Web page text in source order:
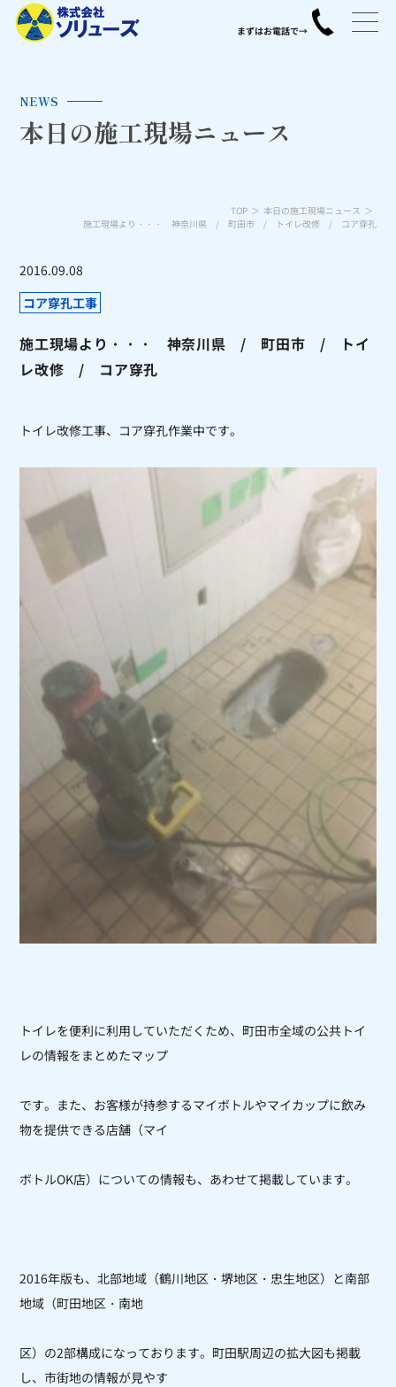
NEWS
本日の施工現場ニュース
TOP
本日の施工現場ニュース
施工現場より・・・ 神奈川県 / 町田市 / トイレ改修 / コア穿孔
2016.09.08
コア穿孔工事
施工現場より・・・ 神奈川県 / 町田市 / トイ
レ改修 / コア穿孔
トイレ改修工事、コア穿孔作業中です。
トイレを便利に利用していただくため、町田市全域の公共トイ
レの情報をまとめたマップ
です。また、お客様が持参するマイボトルやマイカップに飲み
物を提供できる店舗（マイ
ボトルOK店）についての情報も、あわせて掲載しています。
2016年版も、北部地域（鶴川地区・堺地区・忠生地区）と南部
地域（町田地区・南地
区）の2部構成になっております。町田駅周辺の拡大図も掲載
し、市街地の情報が見やす